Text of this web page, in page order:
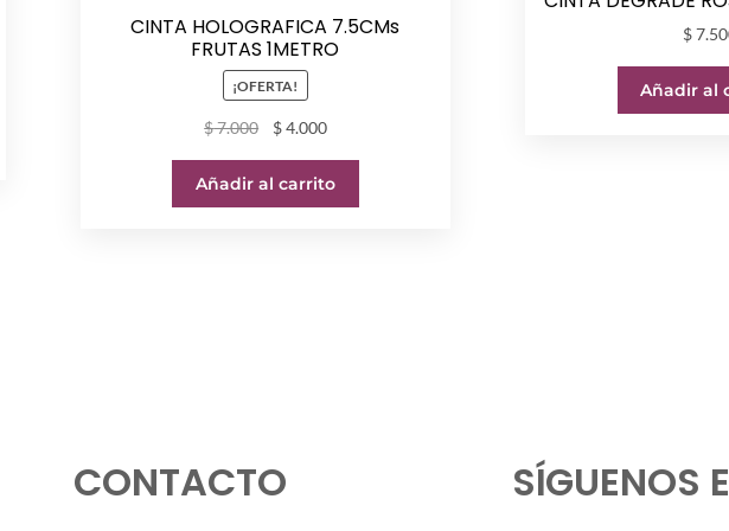
CINTA HOLOGRAFICA 7.5CMs
FRUTAS 1METRO
¡OFERTA!
$7.000
El
original
era:
$4.000El
actual
es:
Añadir al carrito
$
Añadir al
CONTACTO SÍGUENOS